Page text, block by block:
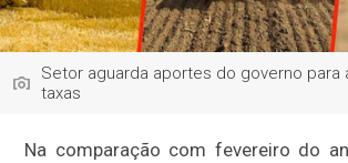
Setor aguarda aportes do governo para
taxas
Na comparação com fevereiro do